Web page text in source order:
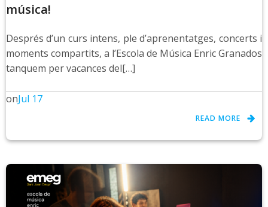
música!
Després d’un curs intens, ple d’aprenentatges, concerts i
moments compartits, a l’Escola de Música Enric Granados
tanquem per vacances del[…]
onJul 17
READ MORE